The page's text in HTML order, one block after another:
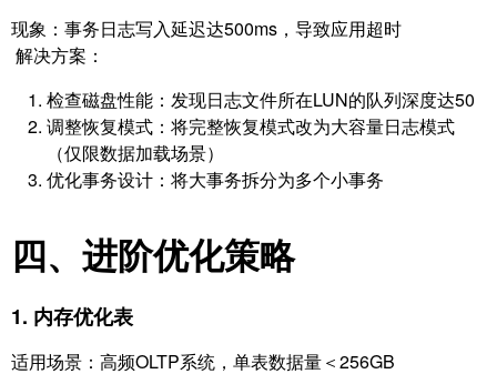
现象：事务日志写入延迟达500ms，导致应用超时
解决方案：
检查磁盘性能：发现日志文件所在LUN的队列深度达50
调整恢复模式：将完整恢复模式改为大容量日志模式
（仅限数据加载场景）
优化事务设计：将大事务拆分为多个小事务
四、进阶优化策略
1. 内存优化表
适用场景：高频OLTP系统，单表数据量＜256GB